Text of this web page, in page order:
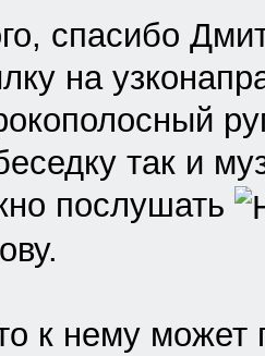
спасибо
на
так и
послушать
к нему может